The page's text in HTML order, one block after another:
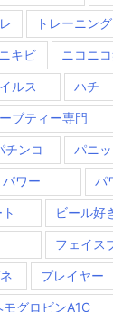
トレーニング
ニキビ ニコニ
ルス ハチ
ブティー専門
チンコ パニ
パワー パ
ビール好
フェイス
プレイヤー
モグロビンA1C